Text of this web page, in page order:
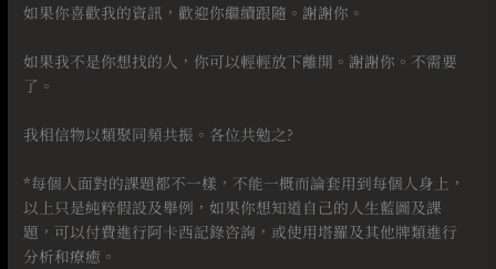
如果你喜歡我的資訊，歡迎你繼續跟隨。謝謝你。
如果我不是你想找的人，你可以輕輕放下離開。謝謝你。不需要
了。
我相信物以類聚同頻共振。各位共勉之?
*每個人面對的課題都不一樣，不能一概而論套用到每個人身上，
以上只是純粹假設及舉例，如果你想知道自己的人生藍圖及課
題，可以付費進行阿卡西記錄咨詢，或使用塔羅及其他牌類進行
分析和療癒。